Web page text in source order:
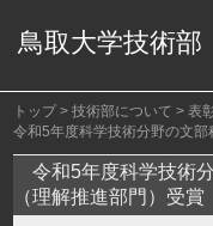
鳥取大学技術部
トップ 技術部について
表
令和5年度科学技術分野の文
令和5年度科学技術
（理解推進部門）受賞